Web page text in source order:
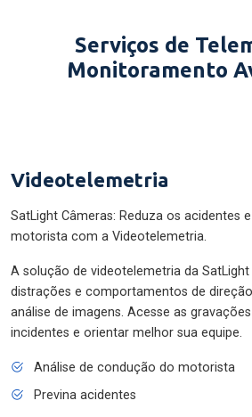
Serviços de
Monitoramento
Videotelemetria
SatLight Câmeras: Reduza os acidentes
motorista com a Videotelemetria.
A solução de videotelemetria da
distrações e comportamentos de
análise de imagens. Acesse as
incidentes e orientar melhor sua equipe.
Análise de condução do motorista
Previna acidentes